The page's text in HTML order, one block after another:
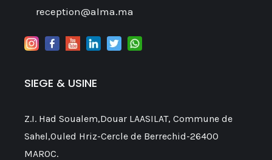
reception@alma.ma
SIEGE & USINE
Z.I. Had Soualem,Douar LAASILAT, Commune de
Sahel,Ouled Hriz-Cercle de Berrechid-26400
MAROC.